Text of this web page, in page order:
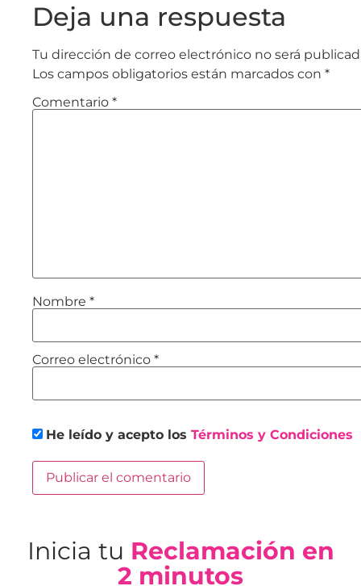
Deja una respuesta
Tu dirección de correo electrónico no será
Los campos obligatorios están marcados con *
Comentario *
Nombre *
Correo electrónico *
He leído y acepto los Términos y Condiciones
Inicia tu Reclamación en
2 minutos